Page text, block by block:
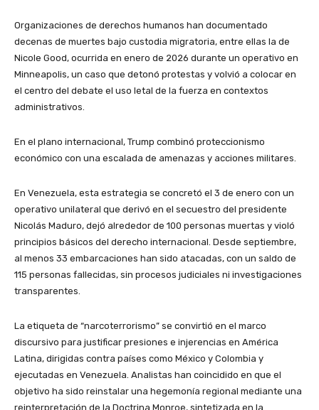
Organizaciones de derechos humanos han documentado
decenas de muertes bajo custodia migratoria, entre ellas la de
Nicole Good, ocurrida en enero de 2026 durante un operativo en
Minneapolis, un caso que detonó protestas y volvió a colocar en
el centro del debate el uso letal de la fuerza en contextos
administrativos.
En el plano internacional, Trump combinó proteccionismo
económico con una escalada de amenazas y acciones militares.
En Venezuela, esta estrategia se concretó el 3 de enero con un
operativo unilateral que derivó en el secuestro del presidente
Nicolás Maduro, dejó alrededor de 100 personas muertas y violó
principios básicos del derecho internacional. Desde septiembre,
al menos 33 embarcaciones han sido atacadas, con un saldo de
115 personas fallecidas, sin procesos judiciales ni investigaciones
transparentes.
La etiqueta de “narcoterrorismo” se convirtió en el marco
discursivo para justificar presiones e injerencias en América
Latina, dirigidas contra países como México y Colombia y
ejecutadas en Venezuela. Analistas han coincidido en que el
objetivo ha sido reinstalar una hegemonía regional mediante una
reinterpretación de la Doctrina Monroe, sintetizada en la